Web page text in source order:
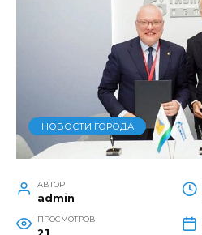
НОВОСТИ ГОРОДА
АВТОР
admin
ПРОСМОТРОВ